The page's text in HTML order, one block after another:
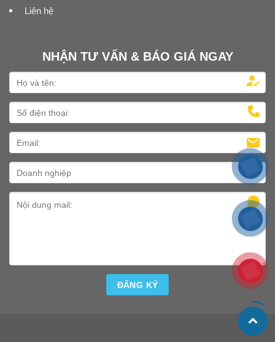
Liên hệ
NHẬN TƯ VẤN & BÁO GIÁ NGAY